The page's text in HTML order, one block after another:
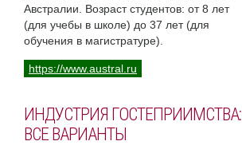
Австралии. Возраст студентов: от 8 лет
(для учебы в школе) до 37 лет (для
обучения в магистратуре).
https://www.austral.ru
ИНДУСТРИЯ ГОСТЕПРИИМСТВА:
ВСЕ ВАРИАНТЫ